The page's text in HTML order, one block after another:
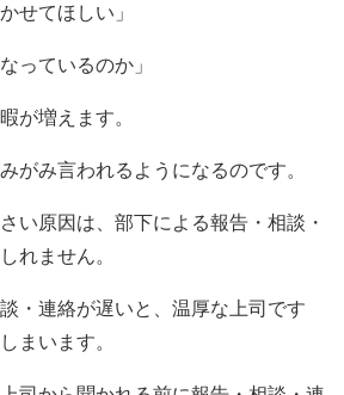
せてほしい」
っているのか」
が増えます。
がみ言われるようになるのです。
い原因は、部下による報告・相談・
れません。
・連絡が遅いと、温厚な上司です
まいます。